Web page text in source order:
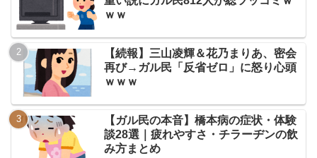
ｗｗ
【続報】三山凌輝＆花乃まりあ、密会
再び→ガル民「反省ゼロ」に怒り心頭
ｗｗｗ
【ガル民の本音】橋本病の症状・体験
談28選｜疲れやすさ・チラーヂンの飲
み方まとめ